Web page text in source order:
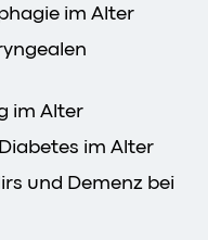
im Alter
im Alter
im Alter
und Demenz bei